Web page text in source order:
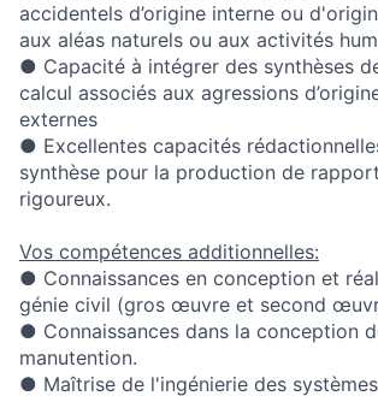
accidentels d’origine interne ou
aux aléas naturels ou aux activités
● Capacité à intégrer des synthèses
calcul associés aux agressions
externes
● Excellentes capacités
synthèse pour la production de
rigoureux.
Vos compétences additionnelles:
● Connaissances en conception et
génie civil (gros œuvre et second
● Connaissances dans la conception
manutention.
● Maîtrise de l'ingénierie des